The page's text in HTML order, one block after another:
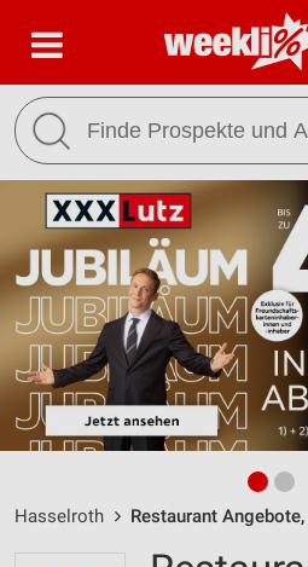
Hasselroth Restaurant